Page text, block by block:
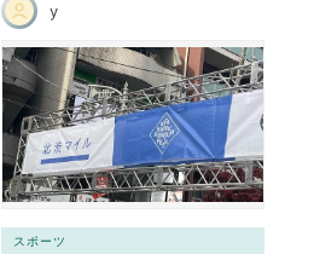
y
スポーツ